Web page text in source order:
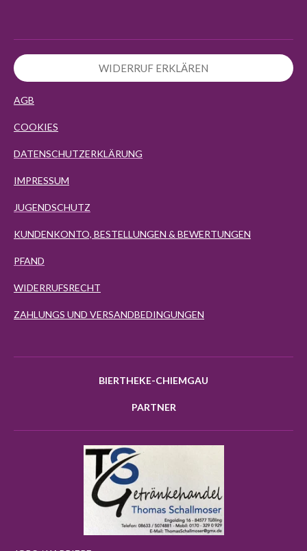
WIDERRUF ERKLÄREN
AGB
COOKIES
DATENSCHUTZERKLÄRUNG
IMPRESSUM
JUGENDSCHUTZ
KUNDENKONTO, BESTELLUNGEN & BEWERTUNGEN
PFAND
WIDERRUFSRECHT
ZAHLUNGS UND VERSANDBEDINGUNGEN
BIERTHEKE-CHIEMGAU
PARTNER